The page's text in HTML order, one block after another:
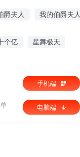
爵夫人 我的伯爵夫人
个亿 星舞极天
手机端
电脑端